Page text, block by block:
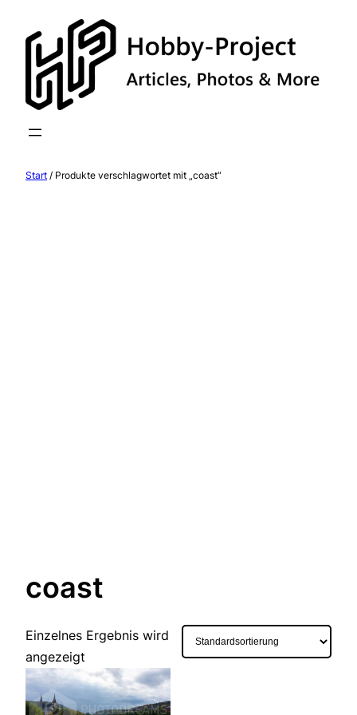
Inhalt
springen
Start / Produkte verschlagwortet mit „coast“
coast
Einzelnes Ergebnis wird
angezeigt